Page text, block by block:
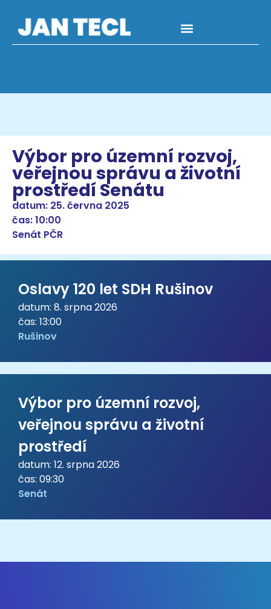
Oslavy 120 let SDH Rušinov
datum: 8. srpna 2026
čas: 13:00
Rušinov
Výbor pro územní rozvoj,
veřejnou správu a životní
prostředí
datum: 12. srpna 2026
čas: 09:30
Senát
Výbor pro územní rozvoj,
veřejnou správu a životní
prostředí Senátu
datum: 25. června 2025
čas: 10:00
Senát PČR